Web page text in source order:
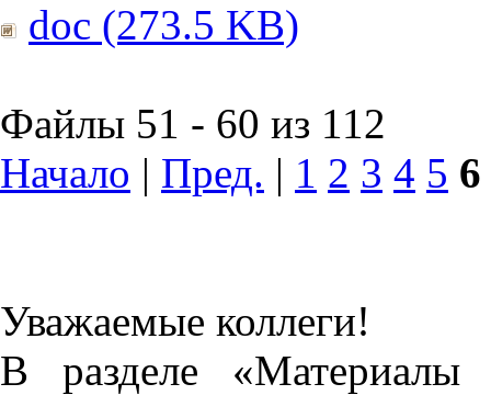
doc (273.5 KB)
Файлы 51 - 60 из 112
Начало | Пред. | 1 2 3 4 5 6
Уважаемые коллеги!
В разделе «Материалы